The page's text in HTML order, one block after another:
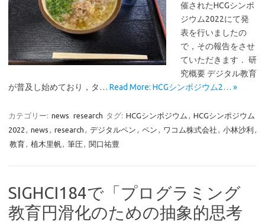
催されたHCGシンポ
ジウム2022にて発
表を行いましたの
で，その報告をさせ
ていただきます． 研
究概要 デジタル教育
が普及し始めており，タ… Read More: HCGシンポジウム2… »
カテゴリー: news research タグ: HCGシンポジウム , HCGシンポジウム
2022 , news , research , デジタルペン , ペン , ワコム株式会社 , 小林沙利 ,
教育, 植木里帆, 筆圧, 関口祐豊
SIGHCI184で「プログラミング
教育円滑化のための抽象的思考